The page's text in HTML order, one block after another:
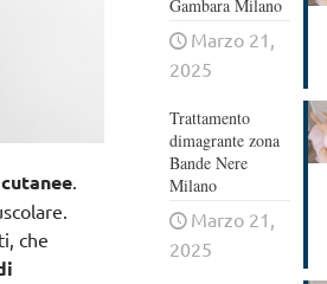
.
.
che
Gambara Milano
Marzo 21,
2025
Trattamento
dimagrante zona
Bande Nere
Milano
Marzo 21,
2025